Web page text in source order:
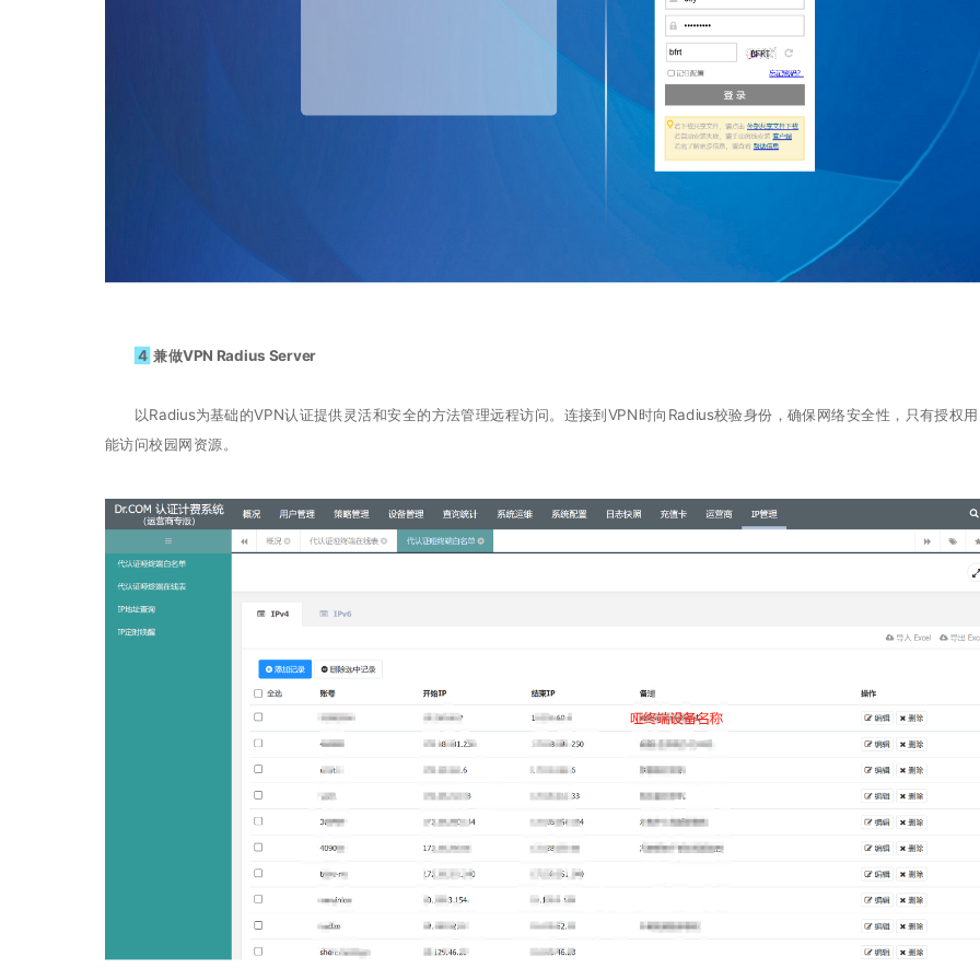
4 兼做VPN Radius Server
以Radius为基础的VPN认证提供灵活和安全的方法管理远程访问。连接到VPN时向Radius校验身份，确保网络安全性，只有授权
能访问校园网资源。